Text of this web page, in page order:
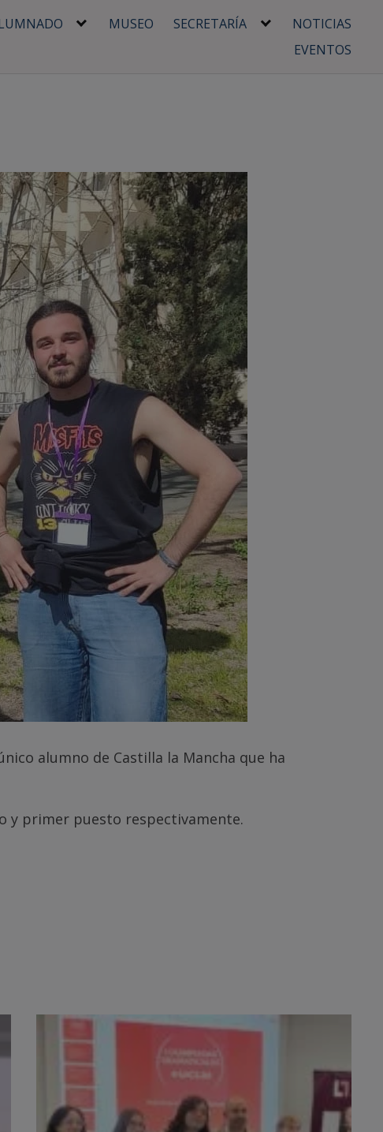
MUSEO SECRETARÍA
NOTICIAS
EVENTOS
alumno de Castilla la Mancha que ha
y primer puesto respectivamente.